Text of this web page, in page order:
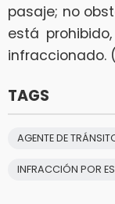
pasaje; no
está
infraccionado.
TAGS
AGENTE DE
INFRACCIÓN POR